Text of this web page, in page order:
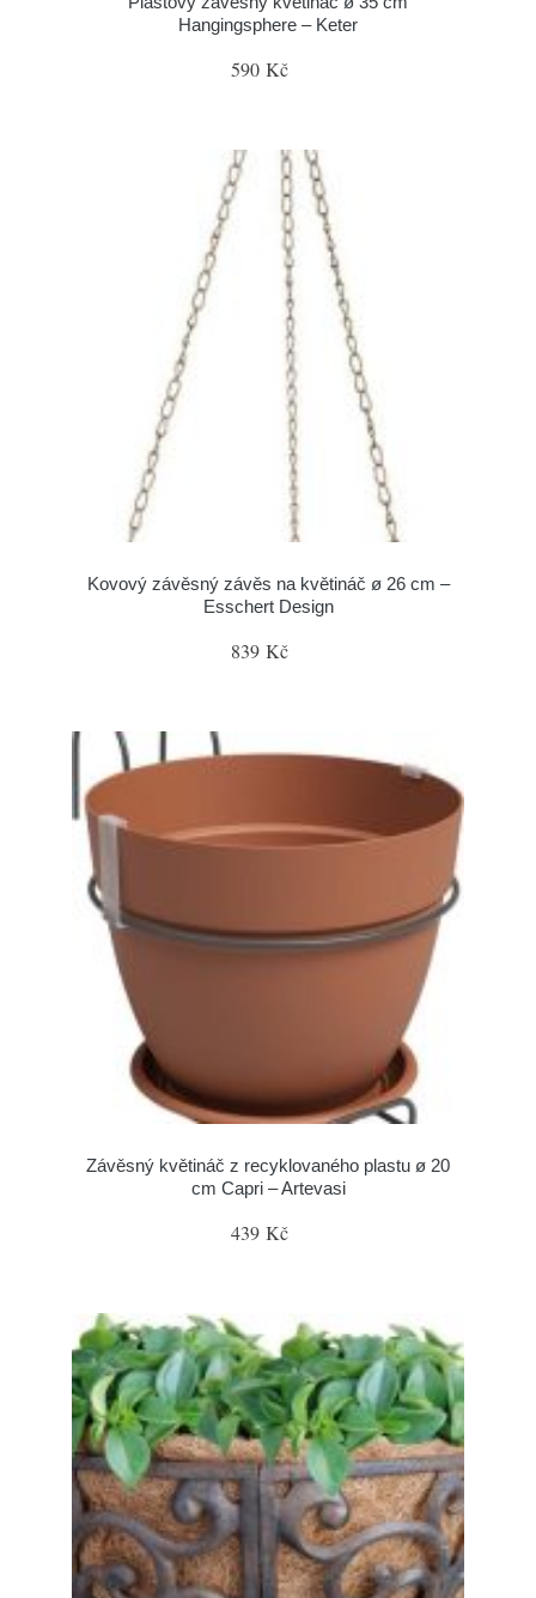
Hangingsphere – Keter
590 Kč
Kovový závěsný závěs na květináč ø 26 cm –
Esschert Design
839 Kč
Závěsný květináč z recyklovaného plastu ø 20
cm Capri – Artevasi
439 Kč